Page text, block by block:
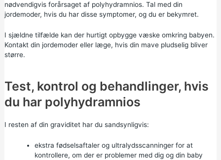
nødvendigvis forårsaget af polyhydramnios. Tal med din
jordemoder, hvis du har disse symptomer, og du er bekymret.
I sjældne tilfælde kan der hurtigt opbygge væske omkring babyen.
Kontakt din jordemoder eller læge, hvis din mave pludselig bliver
større.
Test, kontrol og behandlinger, hvis
du har polyhydramnios
I resten af din graviditet har du sandsynligvis:
ekstra fødselsaftalerog ultralydsscanninger forat
kontrollere, om der er problemer med dig og din baby